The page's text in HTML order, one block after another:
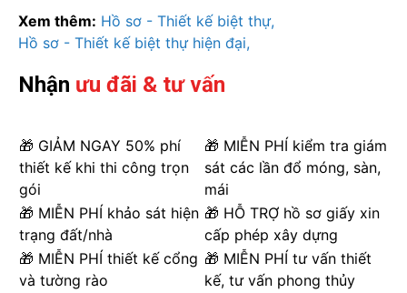
Xem thêm: Hồ sơ - Thiết kế biệt thự
Hồ sơ - Thiết kế biệt thự hiện đại
Nhận ưu đãi & tư vấn
🎁 GIẢM NGAY 50% phí
thiết kế khi thi công trọn
gói
🎁 MIỄN PHÍ kiểm tra giám
sát các lần đổ móng, sàn,
mái
🎁 MIỄN PHÍ khảo sát hiện
trạng đất/nhà
🎁 HỖ TRỢ hồ sơ giấy xin
cấp phép xây dựng
🎁 MIỄN PHÍ thiết kế cổng
và tường rào
🎁 MIỄN PHÍ tư vấn thiết
kế, tư vấn phong thủy